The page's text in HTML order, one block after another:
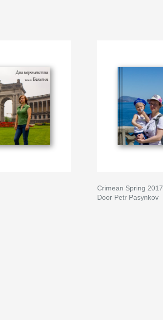
Crimean Spring 2017
Door Petr Pasynkov